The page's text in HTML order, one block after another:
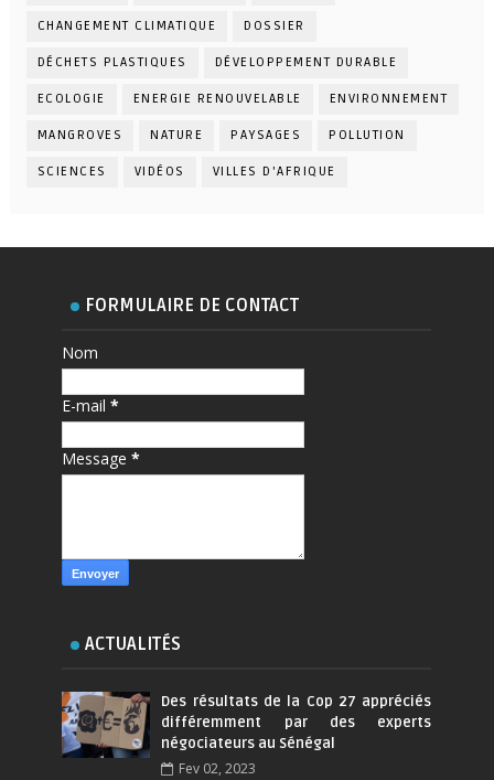
CHANGEMENT CLIMATIQUE DOSSIER
DÉCHETS PLASTIQUES DÉVELOPPEMENT DURABLE
ECOLOGIE ENERGIE RENOUVELABLE ENVIRONNEMENT
MANGROVES NATURE PAYSAGES POLLUTION
SCIENCES VIDÉOS VILLES D'AFRIQUE
FORMULAIRE DE CONTACT
Nom
E-mail*
Message*
ACTUALITÉS
Des résultats de la Cop 27 appréciés
différemment par des experts
négociateurs au Sénégal
Fev 02, 2023